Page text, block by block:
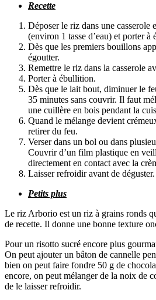
Recette
Déposer le riz dans une casserole
(environ 1 tasse d’eau) et porter à
Dès que les premiers bouillons
égoutter.
Remettre le riz dans la casserole
Porter à ébullition.
Dès que le lait bout, diminuer le
35 minutes sans couvrir. Il faut
une cuillère en bois pendant la
Quand le mélange devient
retirer du feu.
Verser dans un bol ou dans
Couvrir d’un film plastique en
directement en contact avec la
Laisser refroidir avant de déguster.
Petits plus
Le riz Arborio est un riz à grains ronds
de recette. Il donne une bonne texture
Pour un risotto sucré encore plus
On peut ajouter un bâton de cannelle
bien on peut faire fondre 50 g de
encore, on peut mélanger de la noix de
de le laisser refroidir.